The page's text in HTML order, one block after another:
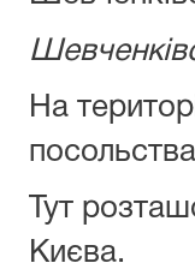
На
Тут
Києва.